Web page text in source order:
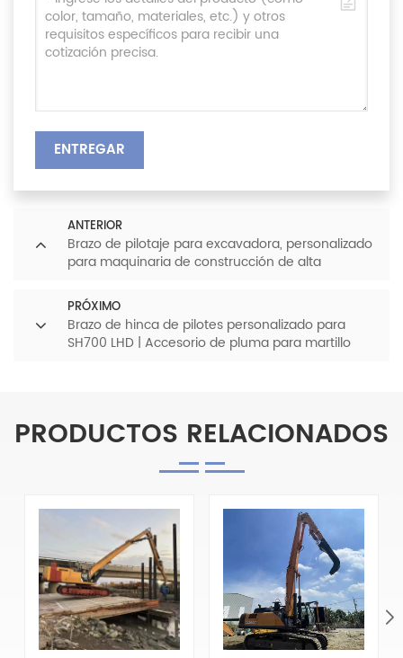
ENTREGAR
ANTERIOR
Brazo de pilotaje para excavadora, personalizado
para maquinaria de construcción de alta
PRÓXIMO
Brazo de hinca de pilotes personalizado para
SH700 LHD | Accesorio de pluma para martillo
PRODUCTOS RELACIONADOS